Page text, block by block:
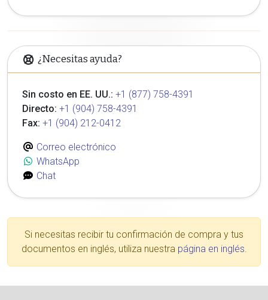
¿Necesitas ayuda?
Sin costo en EE. UU.: +1 (877) 758-4391
Directo: +1 (904) 758-4391
Fax: +1 (904) 212-0412
Correo electrónico
WhatsApp
Chat
Si necesitas recibir tu confirmación de compra y tus
documentos en inglés, utiliza nuestra página en inglés.